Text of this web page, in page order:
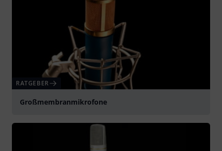
RATGEBER
Großmembranmikrofone